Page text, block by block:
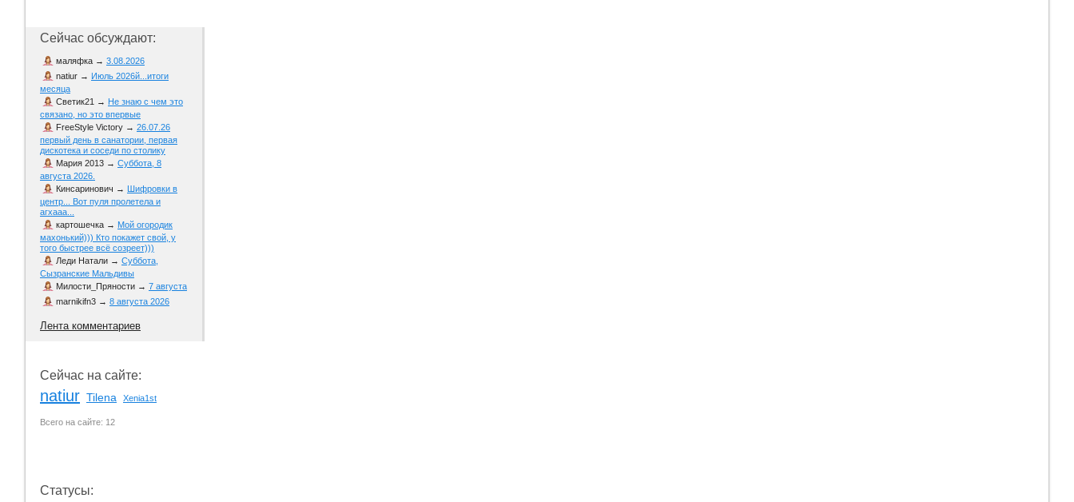
Сейчас обсуждают:
маляфка → 3.08.2026
natiur → Июль 2026й...итоги
месяца
Светик21 → Не знаю с чем это
связано, но это впервые
FreeStyle Victory → 26.07.26
первый день в санатории, первая
дискотека и соседи по столику
Мария 2013 → Суббота, 8
августа 2026.
Кинсаринович → Шифровки в
центр... Вот пуля пролетела и
агхааа...
картошечка → Мой огородик
махонький))) Кто покажет свой, у
того быстрее всё созреет)))
Леди Натали → Суббота,
Сызранские Мальдивы
Милости_Пряности → 7 августа
marnikifn3 → 8 августа 2026
Лента комментариев
Сейчас на сайте:
natiur Tilena Xenia1st
Всего на сайте: 12
Статусы: